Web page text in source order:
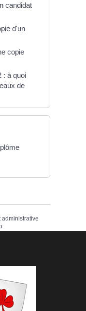
candidat
d'un
copie
: à quoi
de
administrative